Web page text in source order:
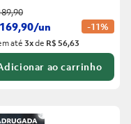
,90
169,90/un -11%
até3xde R$ 56,63
ao carrinho